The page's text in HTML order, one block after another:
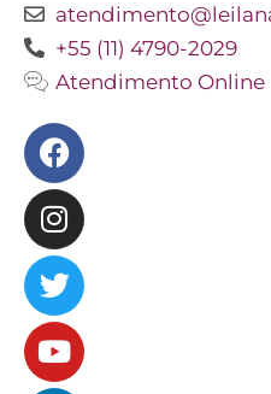
+55 (11) 4790-2029
Atendimento Online
Facebook
Instagram
Twitter
Youtube
Linkedin
Slideshare